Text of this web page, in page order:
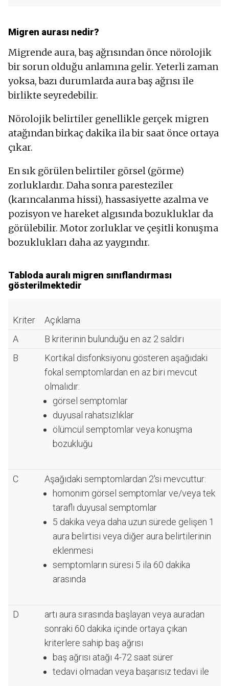
Migren aurası nedir?
Migrende aura, baş ağrısından önce nörolojik
bir sorun olduğu anlamına gelir. Yeterli zaman
yoksa, bazı durumlarda aura baş ağrısı ile
birlikte seyredebilir.
Nörolojik belirtiler genellikle gerçek migren
atağından birkaç dakika ila bir saat önce ortaya
çıkar.
En sık görülen belirtiler görsel (görme)
zorluklardır. Daha sonra paresteziler
(karıncalanma hissi), hassasiyette azalma ve
pozisyon ve hareket algısında bozukluklar da
görülebilir. Motor zorluklar ve çeşitli konuşma
bozuklukları daha az yaygındır.
Tabloda auralı migren sınıflandırması
gösterilmektedir
Kriter
Açıklama
A
B kriterinin bulunduğu en az 2 saldırı
B
Kortikal disfonksiyonu gösteren aşağıdaki
fokal semptomlardan en az biri mevcut
olmalıdır:
görsel semptomlar
duyusal rahatsızlıklar
ölümcül semptomlar veya konuşma
bozukluğu
C
Aşağıdaki semptomlardan 2'si mevcuttur:
homonim görsel semptomlar ve/veya tek
taraflı duyusal semptomlar
5 dakika veya daha uzun sürede gelişen 1
aura belirtisi veya diğer aura belirtilerinin
eklenmesi
semptomların süresi 5 ila 60 dakika
arasında
D
artı aura sırasında başlayan veya auradan
sonraki 60 dakika içinde ortaya çıkan
kriterlere sahip baş ağrısı
baş ağrısı atağı 4-72 saat sürer
tedavi olmadan veya başarısız tedavi ile